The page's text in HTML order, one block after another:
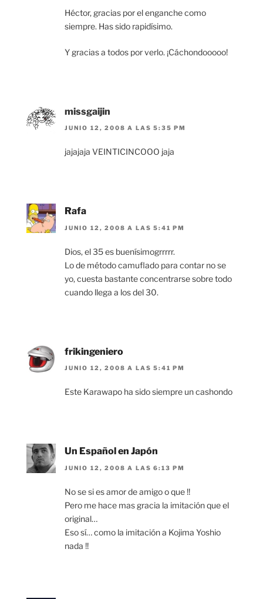
Héctor, gracias por el enganche como
siempre. Has sido rapidísimo.
Y gracias a todos por verlo. ¡Cáchondooooo!
missgaijin
JUNIO 12, 2008 A LAS 5:35 PM
jajajaja VEINTICINCOOO jaja
Rafa
JUNIO 12, 2008 A LAS 5:41 PM
Dios, el 35 es buenísimogrrrrr.
Lo de método camuflado para contar no se
yo, cuesta bastante concentrarse sobre todo
cuando llega a los del 30.
frikingeniero
JUNIO 12, 2008 A LAS 5:41 PM
Este Karawapo ha sido siempre un cashondo
Un Español en Japón
JUNIO 12, 2008 A LAS 6:13 PM
No se si es amor de amigo o que !!
Pero me hace mas gracia la imitación que el
original…
Eso sí… como la imitación a Kojima Yoshio
nada !!